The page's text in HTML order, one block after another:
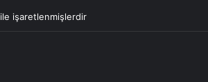
ile işaretlenmişlerdir